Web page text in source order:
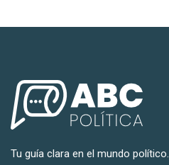
Tu guía clara en el mundo político.